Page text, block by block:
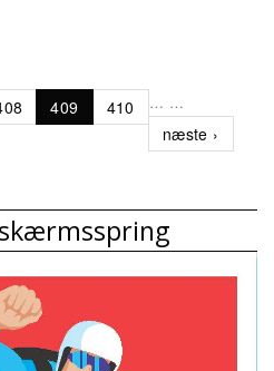
…
409 410 …
næste ›